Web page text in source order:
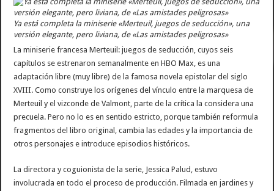
Ya está completa la miniserie «Merteuil, juegos de seducción», una
versión elegante, pero liviana, de «Las amistades peligrosas»
La miniserie francesa Merteuil: juegos de seducción, cuyos seis
capítulos se estrenaron semanalmente en HBO Max, es una
adaptación libre (muy libre) de la famosa novela epistolar del siglo
XVIII. Como construye los orígenes del vínculo entre la marquesa de
Merteuil y el vizconde de Valmont, parte de la crítica la considera una
precuela. Pero no lo es en sentido estricto, porque también reformula
fragmentos del libro original, cambia las edades y la importancia de
otros personajes e introduce episodios históricos.
La directora y coguionista de la serie, Jessica Palud, estuvo
involucrada en todo el proceso de producción. Filmada en jardines y